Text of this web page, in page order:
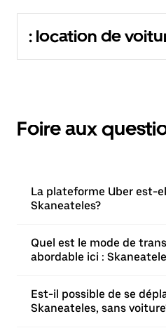
: location de
Foire aux
La plateforme Uber est-
Skaneateles?
Quel est le mode de
abordable ici :
Est-il possible de se
Skaneateles, sans